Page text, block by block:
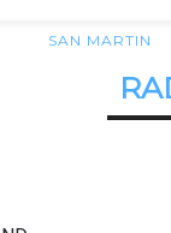
SAN MARTIN